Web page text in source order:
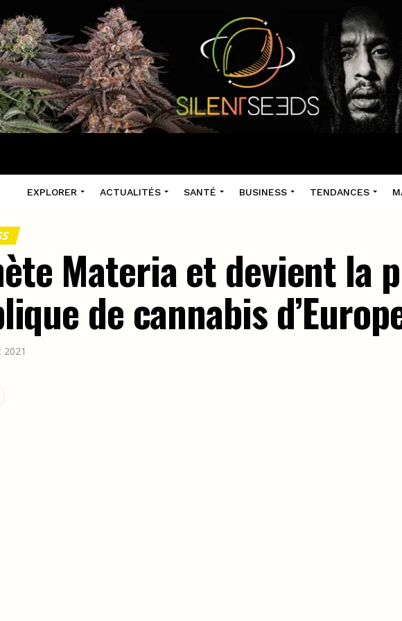
EXPLORER ACTUALITÉS SANTÉ BUSINESS TENDANCES
Materia et devient la
de cannabis
2021